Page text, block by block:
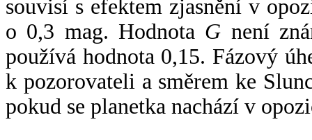
souvisí s efektem zjasnění v
o 0,3 mag. Hodnota G není
používá hodnota 0,15. Fázový
k pozorovateli a směrem ke
pokud se planetka nachází v